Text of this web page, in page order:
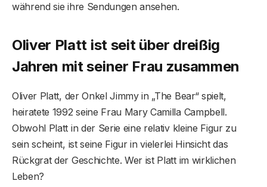
während sie ihre Sendungen ansehen.
Oliver Platt ist seit über dreißig
Jahren mit seiner Frau zusammen
Oliver Platt, der Onkel Jimmy in „The Bear“ spielt,
heiratete 1992 seine Frau Mary Camilla Campbell.
Obwohl Platt in der Serie eine relativ kleine Figur zu
sein scheint, ist seine Figur in vielerlei Hinsicht das
Rückgrat der Geschichte. Wer ist Platt im wirklichen
Leben?